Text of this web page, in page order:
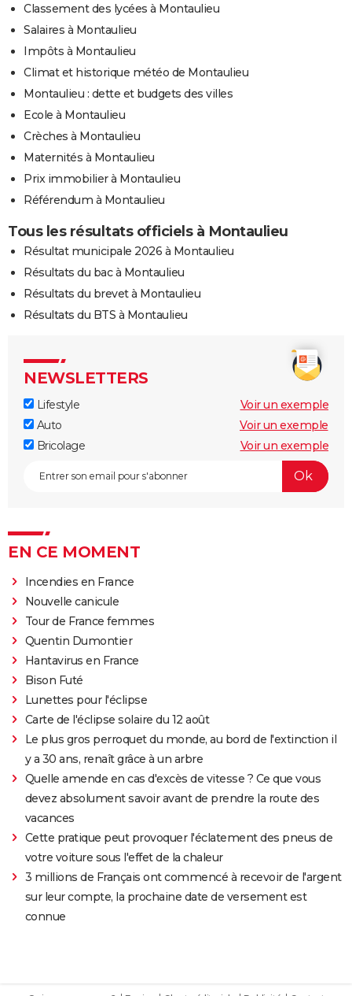
Classement des lycées à Montaulieu
Salaires à Montaulieu
Impôts à Montaulieu
Climat et historique météo de Montaulieu
Montaulieu : dette et budgets des villes
Ecole à Montaulieu
Crèches à Montaulieu
Maternités à Montaulieu
Prix immobilier à Montaulieu
Référendum à Montaulieu
Tous les résultats officiels à Montaulieu
Résultat municipale 2026 à Montaulieu
Résultats du bac à Montaulieu
Résultats du brevet à Montaulieu
Résultats du BTS à Montaulieu
NEWSLETTERS
Lifestyle
Voir un exemple
Auto
Voir un exemple
Bricolage
Voir un exemple
EN CE MOMENT
Incendies en France
Nouvelle canicule
Tour de France femmes
Quentin Dumontier
Hantavirus en France
Bison Futé
Lunettes pour l'éclipse
Carte de l'éclipse solaire du 12 août
Le plus gros perroquet du monde, au bord de l'extinction il
y a 30 ans, renaît grâce à un arbre
Quelle amende en cas d'excès de vitesse ? Ce que vous
devez absolument savoir avant de prendre la route des
vacances
Cette pratique peut provoquer l'éclatement des pneus de
votre voiture sous l'effet de la chaleur
3 millions de Français ont commencé à recevoir de l'argent
sur leur compte, la prochaine date de versement est
connue